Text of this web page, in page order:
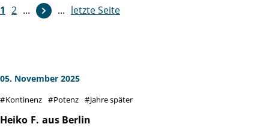
1 2 ... ... letzte Seite
05. November 2025
Kontinenz Potenz Jahre später
Heiko F. aus Berlin